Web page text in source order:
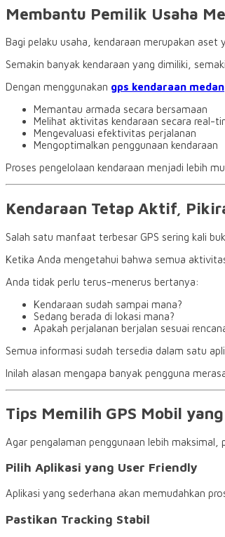
Membantu Pemilik Usaha
Bagi pelaku usaha, kendaraan merupakan aset
Semakin banyak kendaraan yang dimiliki,
Dengan menggunakan gps kendaraan medan
Memantau armada secara bersamaan
Melihat aktivitas kendaraan secara real-
Mengevaluasi efektivitas perjalanan
Mengoptimalkan penggunaan kendaraan
Proses pengelolaan kendaraan menjadi lebih
Kendaraan Tetap Aktif,
Salah satu manfaat terbesar GPS sering kali
Ketika Anda mengetahui bahwa semua
Anda tidak perlu terus-menerus bertanya:
Kendaraan sudah sampai mana?
Sedang berada di lokasi mana?
Apakah perjalanan berjalan sesuai
Semua informasi sudah tersedia dalam satu
Inilah alasan mengapa banyak pengguna
Tips Memilih GPS Mobil
Agar pengalaman penggunaan lebih maksimal,
Pilih Aplikasi yang User Friendly
Aplikasi yang sederhana akan memudahkan
Pastikan Tracking Stabil